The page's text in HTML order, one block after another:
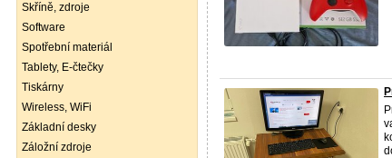
Skříně, zdroje
Software
Spotřební materiál
Tablety, E-čtečky
Tiskárny
Wireless, WiFi
Základní desky
Záložní zdroje